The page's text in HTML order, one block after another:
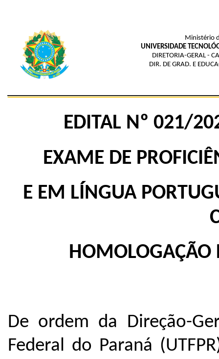
Ministério
UNIVERSIDADE
DIRETORIA-GERAL -
DIR. DE GRAD. E
EDITAL Nº 021/
EXAME DE
E EM LÍNGUA
HOMOLOGAÇÃO
De ordem da Direção-
Federal do Paraná